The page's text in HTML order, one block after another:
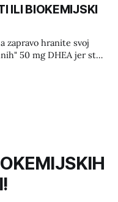
ILI BIOKEMIJSKI
zapravo hranite svoj
vam